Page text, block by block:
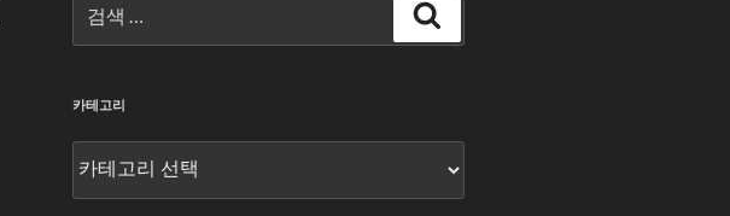
색:
색
카테고리
테